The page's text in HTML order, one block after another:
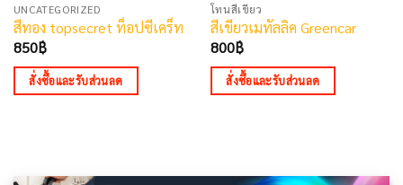
UNCATEGORIZED
สีทอง topsecret ท็อปซีเคร็ท
850฿
สั่งซื้อและรับส่วนลด
โทนสีเขียว
สีเขียวเมทัลลิค Greencar
800฿
สั่งซื้อและรับส่วนลด